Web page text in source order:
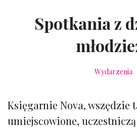
Spotkania z
Wydarzenia
Księgarnie Nova, wszędzie
umiejscowione,